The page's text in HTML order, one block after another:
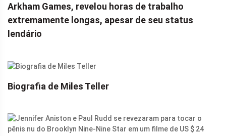
Arkham Games, revelou horas de trabalho
extremamente longas, apesar de seu status
lendário
Biografia de Miles Teller